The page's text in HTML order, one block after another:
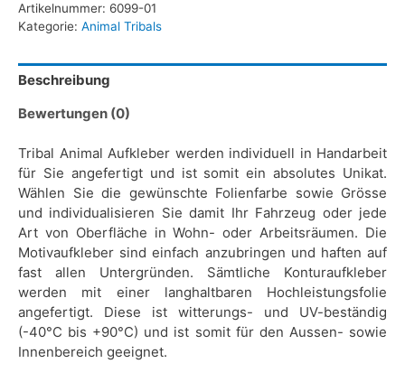
Artikelnummer: 6099-01
Kategorie: Animal Tribals
Beschreibung
Bewertungen (0)
Tribal Animal Aufkleber werden individuell in Handarbeit
für Sie angefertigt und ist somit ein absolutes Unikat.
Wählen Sie die gewünschte Folienfarbe sowie Grösse
und individualisieren Sie damit Ihr Fahrzeug oder jede
Art von Oberfläche in Wohn- oder Arbeitsräumen. Die
Motivaufkleber sind einfach anzubringen und haften auf
fast allen Untergründen. Sämtliche Konturaufkleber
werden mit einer langhaltbaren Hochleistungsfolie
angefertigt. Diese ist witterungs- und UV-beständig
(-40°C bis +90°C) und ist somit für den Aussen- sowie
Innenbereich geeignet.